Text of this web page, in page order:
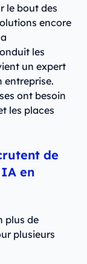
le bout des
encore
les
un expert
entreprise.
ont besoin
les places
de
en
plus de
plusieurs